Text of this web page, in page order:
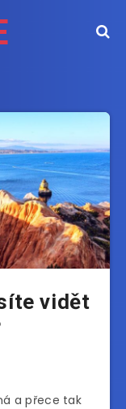
vidět
a přece tak